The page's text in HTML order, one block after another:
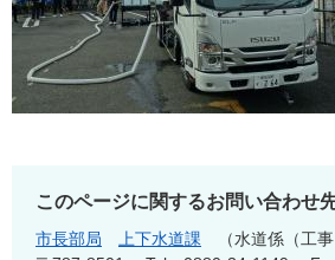
このページに関するお問い合わせ
市長部局 上下水道課
水道係（工事